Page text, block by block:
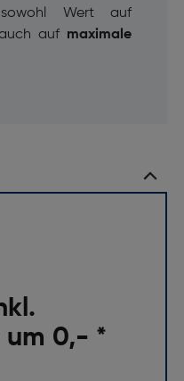
Wert auf
auf maximale
um 0,- *